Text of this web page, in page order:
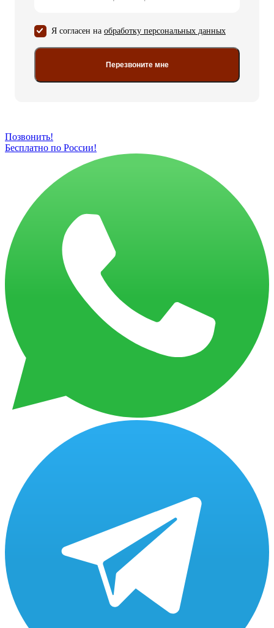
Я согласен на обработку персональных данных
Перезвоните мне
Позвонить!
Бесплатно по России!